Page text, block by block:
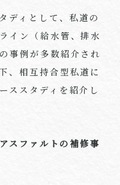
ディとして、私道の
イン（給水管、排水
事例が多数紹介され
、相互持合型私道に
ススタディを紹介し
スファルトの補修事